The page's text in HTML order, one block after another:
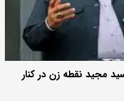
مجید نقطه زن در کنار